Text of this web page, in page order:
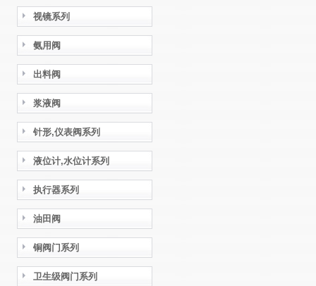
视镜系列
氨用阀
出料阀
浆液阀
针形,仪表阀系列
液位计,水位计系列
执行器系列
油田阀
铜阀门系列
卫生级阀门系列